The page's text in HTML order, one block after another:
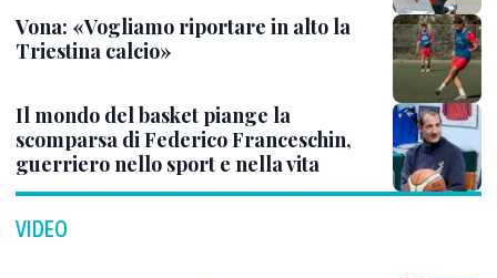
Vona: «Vogliamo riportare in alto la
Triestina calcio»
Il mondo del basket piange la
scomparsa di Federico Franceschin,
guerriero nello sport e nella vita
VIDEO